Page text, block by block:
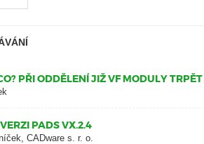
PŘI ODDĚLENÍ JIŽ VF MODULY
PADS VX.2.4
CADware s. r. o.